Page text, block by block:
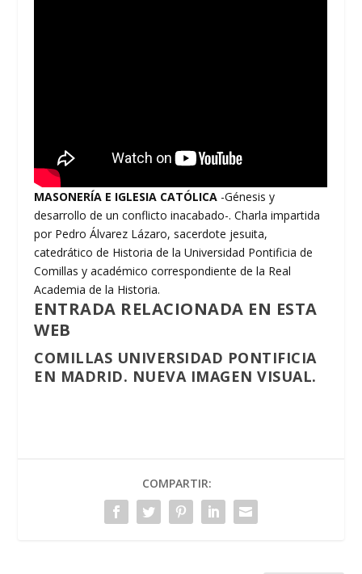
MASONERÍA E IGLESIA CATÓLICA -Génesis y
desarrollo de un conflicto inacabado-. Charla impartida
por Pedro Álvarez Lázaro, sacerdote jesuita,
catedrático de Historia de la Universidad Pontificia de
Comillas y académico correspondiente de la Real
Academia de la Historia.
ENTRADA RELACIONADA EN ESTA
WEB
COMILLAS UNIVERSIDAD PONTIFICIA
EN MADRID. NUEVA IMAGEN VISUAL.
COMPARTIR: